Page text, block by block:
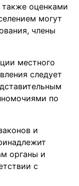
оценками
могут
члены
местного
следует
по
и
органы и
с